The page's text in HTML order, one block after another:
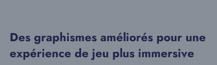
Des graphismes améliorés pour une
expérience de jeu plus immersive